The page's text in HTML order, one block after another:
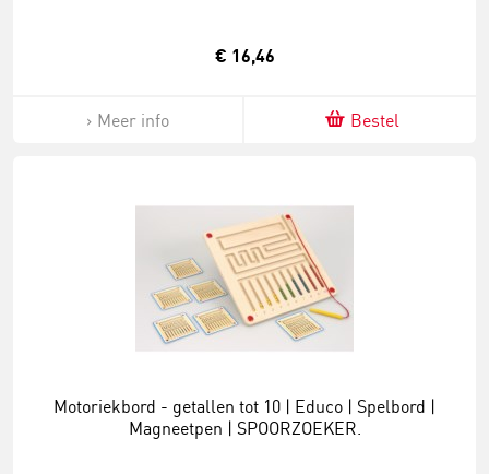
€ 16,46
Meer info Bestel
Motoriekbord - getallen tot 10 | Educo | Spelbord |
Magneetpen | SPOORZOEKER.